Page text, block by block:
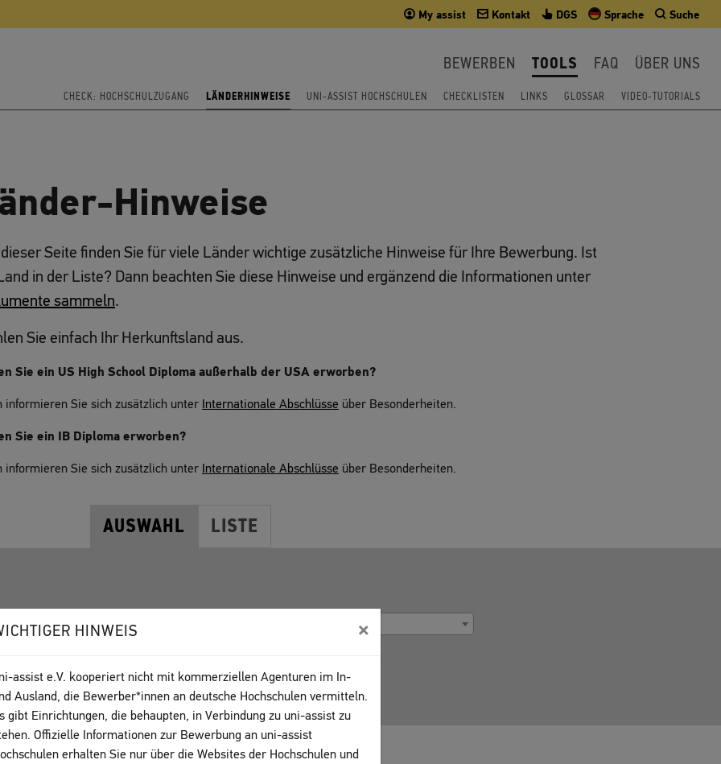
HINWEIS ×
assist e.V. kooperiert nicht mit kommerziellen Agenturen im In-
Ausland, die Bewerber*innen an deutsche Hochschulen vermitteln.
gibt Einrichtungen, die behaupten, in Verbindung zu uni-assist zu
Offizielle Informationen zur Bewerbung an uni-assist
erhalten Sie nur über die Websites der Hochschulen und
My assist Kontakt DGS Sprache Suche
BEWERBEN TOOLS FAQ ÜBER UNS
CHECK: HOCHSCHULZUGANG LÄNDERHINWEISE UNI-ASSIST HOCHSCHULEN CHECKLISTEN LINKS GLOSSAR VIDEO-TUTORIALS
Hinweise
Seite finden Sie für viele Länder wichtige zusätzliche Hinweise für Ihre Bewerbung. Ist
in der Liste? Dann beachten Sie diese Hinweise und ergänzend die Informationen unter
sammeln.
Sie einfach Ihr Herkunftsland aus.
Sie ein US High School Diploma außerhalb der USA erworben?
informieren Sie sich zusätzlich unter Internationale Abschlüsse über Besonderheiten.
Sie ein IB Diploma erworben?
informieren Sie sich zusätzlich unter Internationale Abschlüsse über Besonderheiten.
AUSWAHL
LISTE